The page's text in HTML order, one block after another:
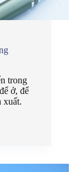
trong
ở, để
xuất.